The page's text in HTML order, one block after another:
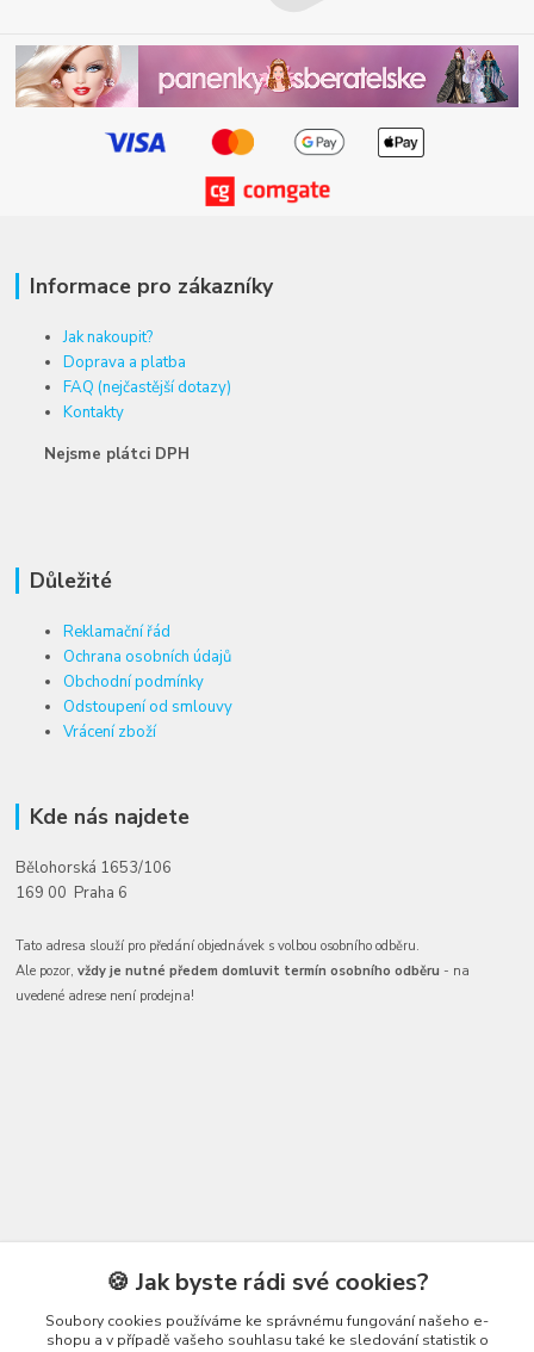
Informace pro zákazníky
Jak nakoupit?
Doprava a platba
FAQ (nejčastější dotazy)
Kontakty
Nejsme plátci DPH
Důležité
Reklamační řád
Ochrana osobních údajů
Obchodní podmínky
Odstoupení od smlouvy
Vrácení zboží
Kde nás najdete
Bělohorská 1653/106
169 00 Praha 6
Tato adresa slouží pro předání objednávek s volbou osobního odběru.
Ale pozor,vždy je nutné předem domluvit termín osobního odběru - na
uvedené adrese není prodejna!
🍪 Jak byste rádi své cookies?
Soubory cookies používáme ke správnému fungování našeho e-
shopu a v případě vašeho souhlasu také ke sledování statistik o